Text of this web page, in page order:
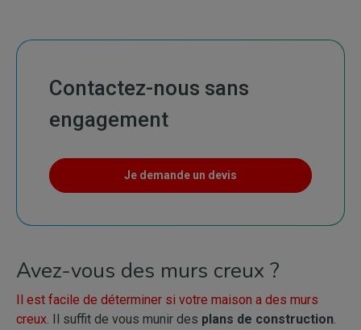
Contactez-nous sans
engagement
Je demande un devis
Avez-vous des murs creux ?
Il est facile de déterminer si votre maison a des murs
creux. Il suffit de vous munir des plans de construction.